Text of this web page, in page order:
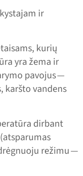
ir
kurių
yra žema ir
pavojus —
vandens
dirbant
režimu —